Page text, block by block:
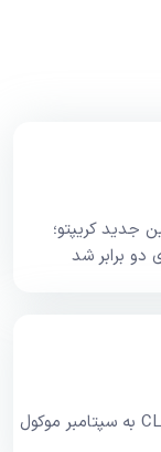
جدید کریپتو؛
برابر شد
رأی‌گیری درباره CLARITY Act به سپتامبر موکول